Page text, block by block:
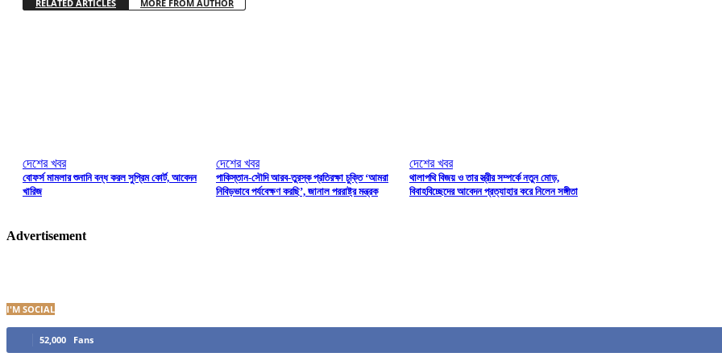
RELATED ARTICLES MORE FROM AUTHOR
দেশের খবর
বোফর্স মামলার শুনানি বন্ধ করল সুপ্রিম কোর্ট, আবেদন
খারিজ
দেশের খবর
পাকিস্তান-সৌদি আরব-তুরস্ক প্রতিরক্ষা চুক্তি ‘আমরা
নিবিড়ভাবে পর্যবেক্ষণ করছি’, জানাল পররাষ্ট্র মন্ত্রক
দেশের খবর
থালাপথি বিজয় ও তার স্ত্রীর সম্পর্কে নতুন মোড়,
বিবাহবিচ্ছেদের আবেদন প্রত্যাহার করে নিলেন সঙ্গীতা
Advertisement
I'M SOCIAL
52,000 Fans